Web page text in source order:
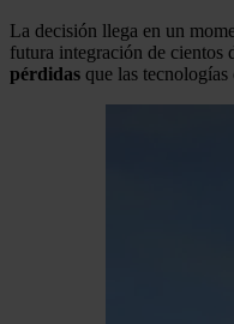
La decisión llega en un
futura integración de cientos
pérdidas que las